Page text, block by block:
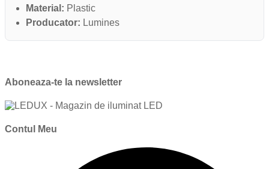
Material: Plastic
Producator: Lumines
Aboneaza-te la newsletter
Contul Meu